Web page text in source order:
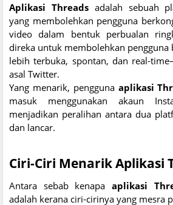
Aplikasi Threadsadalah sebuah
yang membolehkan pengguna
video dalam bentuk perbualan
direka untuk membolehkan pengguna
lebih terbuka, spontan, dan real-
asal Twitter.
Yang menarik, pengguna aplikasi
masuk menggunakan akaun
menjadikan peralihan antara dua
dan lancar.
Ciri-Ciri Menarik Aplikasi
Antara sebab kenapa aplikasi
adalah kerana ciri-cirinya yang mesra